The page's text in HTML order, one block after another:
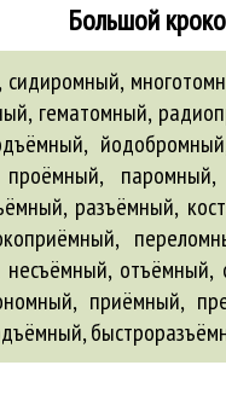
Большой
сидиромный,
гематомный,
проёмный,
разъёмный,
несъёмный,
приёмный,
,